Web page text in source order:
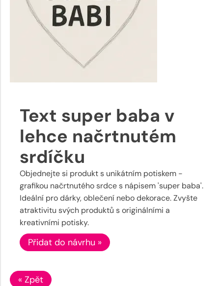
Text super baba v
lehce načrtnutém
srdíčku
Objednejte si produkt s unikátním potiskem -
grafikou načrtnutého srdce s nápisem 'super baba'.
Ideální pro dárky, oblečení nebo dekorace. Zvyšte
atraktivitu svých produktů s originálními a
kreativními potisky.
Přidat do návrhu »
« Zpět